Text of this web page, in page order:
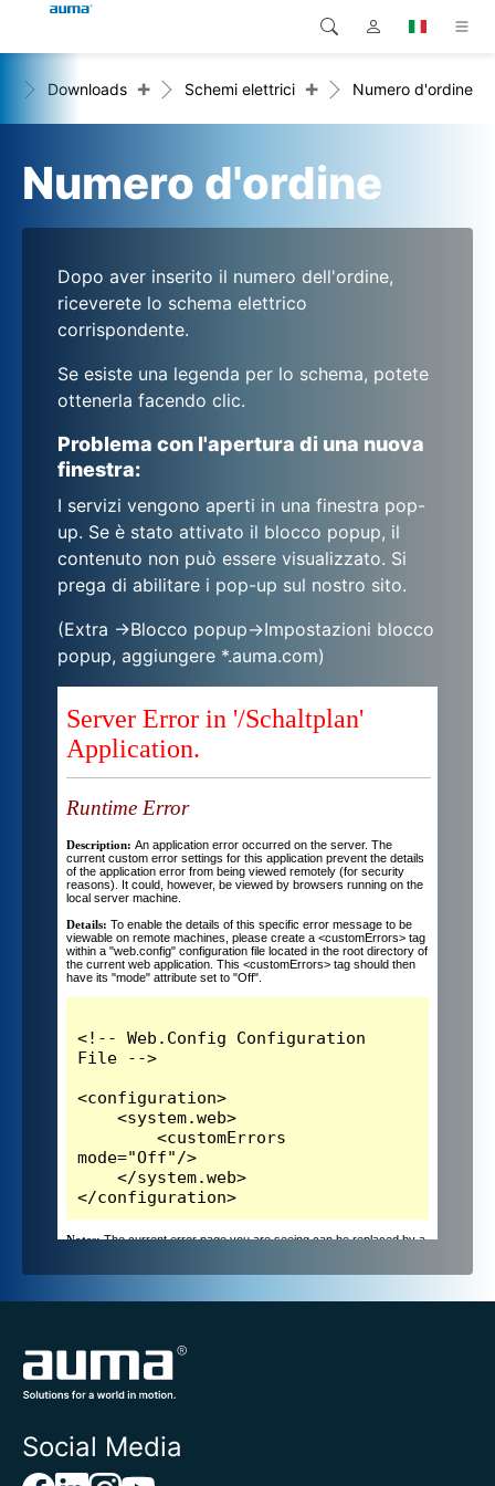
Prodotti
Servizio di assistenza
Impresa
Contatto
Global
Europa
Asia e Pacifico
Nord America
Ricerca
Downloads + Schemi elettrici + Numero d'ordine
Numero d'ordine
Dopo aver inserito il numero dell'ordine,
riceverete lo schema elettrico
corrispondente.
Se esiste una legenda per lo schema, potete
ottenerla facendo clic.
Problema con l'apertura di una nuova
finestra:
I servizi vengono aperti in una finestra pop-
up. Se è stato attivato il blocco popup, il
contenuto non può essere visualizzato. Si
prega di abilitare i pop-up sul nostro sito.
(Extra ->Blocco popup->Impostazioni blocco
popup, aggiungere *.auma.com)
Social Media